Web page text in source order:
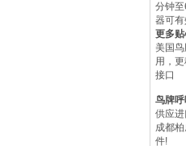
分钟
器可有
更多
美国
用，
接口
鸟牌
供应
成都
件!